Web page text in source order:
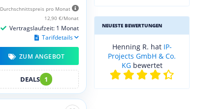
Durchschnittspreis pro Monat
12,90 €/Monat
Vertragslaufzeit: 1 Monat
Tarifdetails
ZUM ANGEBOT
DEALS 1
NEUESTE BEWERTUNGEN
Henning R. hat IP-
Projects GmbH & Co.
KGbewertet